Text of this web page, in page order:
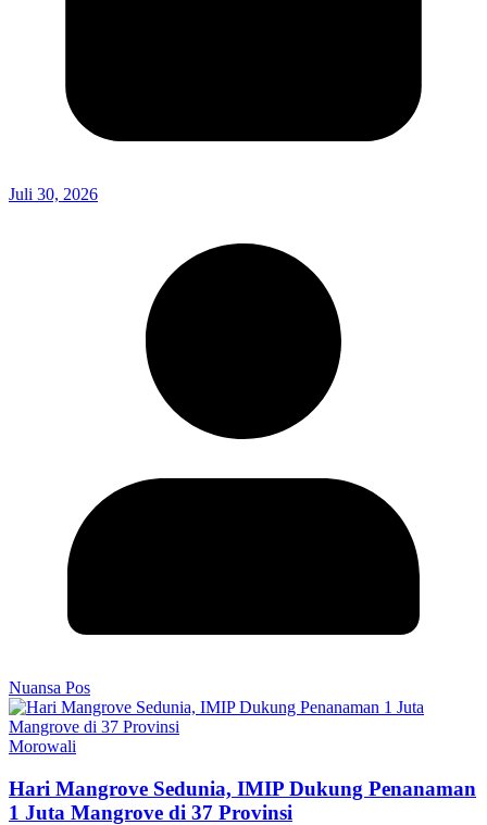
Juli 30, 2026
Nuansa Pos
Morowali
Hari Mangrove Sedunia, IMIP Dukung Penanaman
1 Juta Mangrove di 37 Provinsi